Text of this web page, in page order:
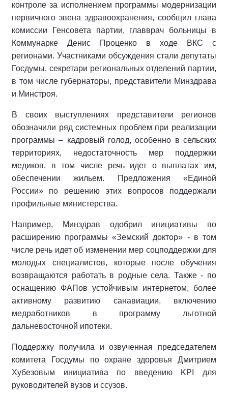
контроле за исполнением программы модернизации
первичного звена здравоохранения, сообщил глава
комиссии Генсовета партии, главврач больницы в
Коммунарке Денис Проценко в ходе ВКС с
регионами. Участниками обсуждения стали депутаты
Госдумы, секретари региональных отделений партии,
в том числе губернаторы, представители Минздрава
и Минстроя.
В своих выступлениях представители регионов
обозначили ряд системных проблем при реализации
программы – кадровый голод, особенно в сельских
территориях, недостаточность мер поддержки
медиков, в том числе речь идет о выплатах им,
обеспечении жильем. Предложения «Единой
России» по решению этих вопросов поддержали
профильные министерства.
Например, Минздрав одобрил инициативы по
расширению программы «Земский доктор» - в том
числе речь идет об изменении мер соцподдержки для
молодых специалистов, которые после обучения
возвращаются работать в родные села. Также - по
оснащению ФАПов устойчивым интернетом, более
активному развитию санавиации, включению
медработников в программу льготной
дальневосточной ипотеки.
Поддержку получила и озвученная председателем
комитета Госдумы по охране здоровья Дмитрием
Хубезовым инициатива по введению KPI для
руководителей вузов и ссузов.